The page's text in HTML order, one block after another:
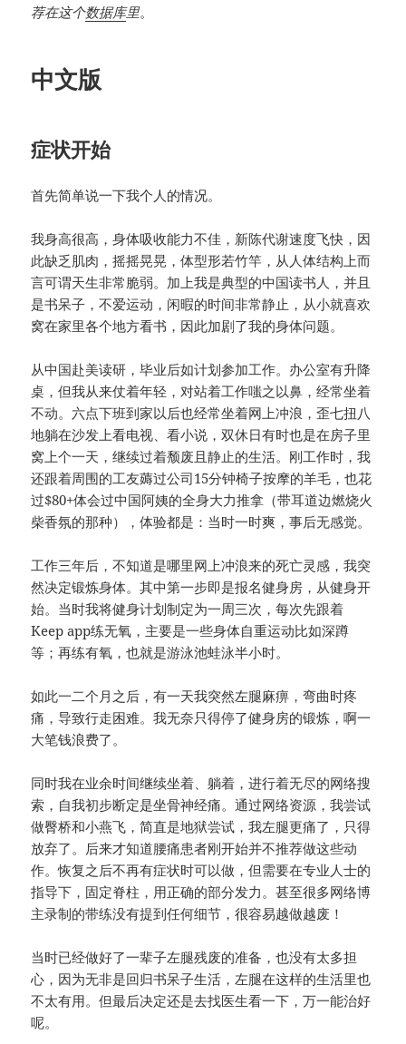
荐在这个数据库里。
中文版
症状开始
首先简单说一下我个人的情况。
我身高很高，身体吸收能力不佳，新陈代谢速度飞快，因
此缺乏肌肉，摇摇晃晃，体型形若竹竿，从人体结构上而
言可谓天生非常脆弱。加上我是典型的中国读书人，并且
是书呆子，不爱运动，闲暇的时间非常静止，从小就喜欢
窝在家里各个地方看书，因此加剧了我的身体问题。
从中国赴美读研，毕业后如计划参加工作。办公室有升降
桌，但我从来仗着年轻，对站着工作嗤之以鼻，经常坐着
不动。六点下班到家以后也经常坐着网上冲浪，歪七扭八
地躺在沙发上看电视、看小说，双休日有时也是在房子里
窝上个一天，继续过着颓废且静止的生活。刚工作时，我
还跟着周围的工友薅过公司15分钟椅子按摩的羊毛，也花
过$80+体会过中国阿姨的全身大力推拿（带耳道边燃烧火
柴香氛的那种），体验都是：当时一时爽，事后无感觉。
工作三年后，不知道是哪里网上冲浪来的死亡灵感，我突
然决定锻炼身体。其中第一步即是报名健身房，从健身开
始。当时我将健身计划制定为一周三次，每次先跟着
Keep app练无氧，主要是一些身体自重运动比如深蹲
等；再练有氧，也就是游泳池蛙泳半小时。
如此一二个月之后，有一天我突然左腿麻痹，弯曲时疼
痛，导致行走困难。我无奈只得停了健身房的锻炼，啊一
大笔钱浪费了。
同时我在业余时间继续坐着、躺着，进行着无尽的网络搜
索，自我初步断定是坐骨神经痛。通过网络资源，我尝试
做臀桥和小燕飞，简直是地狱尝试，我左腿更痛了，只得
放弃了。后来才知道腰痛患者刚开始并不推荐做这些动
作。恢复之后不再有症状时可以做，但需要在专业人士的
指导下，固定脊柱，用正确的部分发力。甚至很多网络博
主录制的带练没有提到任何细节，很容易越做越废！
当时已经做好了一辈子左腿残废的准备，也没有太多担
心，因为无非是回归书呆子生活，左腿在这样的生活里也
不太有用。但最后决定还是去找医生看一下，万一能治好
呢。